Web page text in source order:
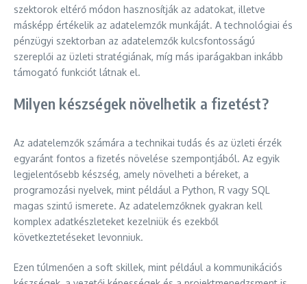
szektorok eltérő módon hasznosítják az adatokat, illetve
másképp értékelik az adatelemzők munkáját. A technológiai és
pénzügyi szektorban az adatelemzők kulcsfontosságú
szereplői az üzleti stratégiának, míg más iparágakban inkább
támogató funkciót látnak el.
Milyen készségek növelhetik a fizetést?
Az adatelemzők számára a technikai tudás és az üzleti érzék
egyaránt fontos a fizetés növelése szempontjából. Az egyik
legjelentősebb készség, amely növelheti a béreket, a
programozási nyelvek, mint például a Python, R vagy SQL
magas szintű ismerete. Az adatelemzőknek gyakran kell
komplex adatkészleteket kezelniük és ezekből
következtetéseket levonniuk.
Ezen túlmenően a soft skillek, mint például a kommunikációs